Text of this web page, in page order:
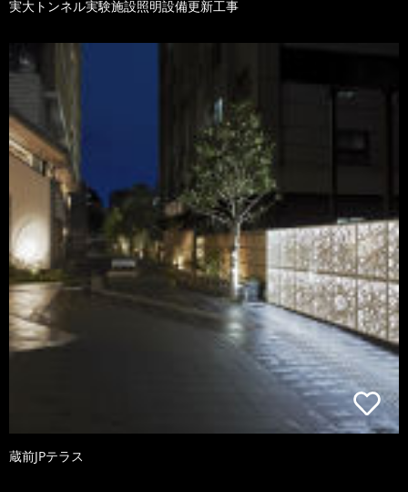
実大トンネル実験施設照明設備更新工事
蔵前JPテラス